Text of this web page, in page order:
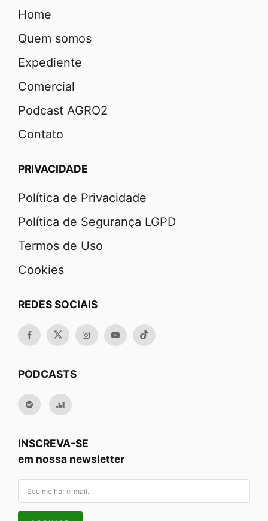
Home
Quem somos
Expediente
Comercial
Podcast AGRO2
Contato
PRIVACIDADE
Política de Privacidade
Política de Segurança LGPD
Termos de Uso
Cookies
REDES SOCIAIS
PODCASTS
INSCREVA-SE
em nossa newsletter